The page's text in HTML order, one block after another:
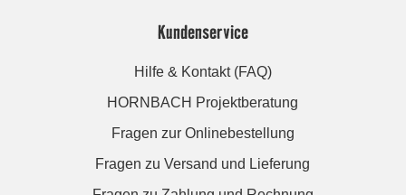
Kundenservice
Hilfe & Kontakt (FAQ)
HORNBACH Projektberatung
Fragen zur Onlinebestellung
Fragen zu Versand und Lieferung